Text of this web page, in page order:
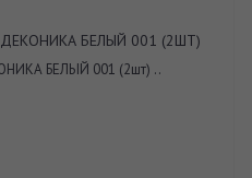
БЕЛЫЙ 001 (2ШТ)
БЕЛЫЙ 001 (2шт) ..